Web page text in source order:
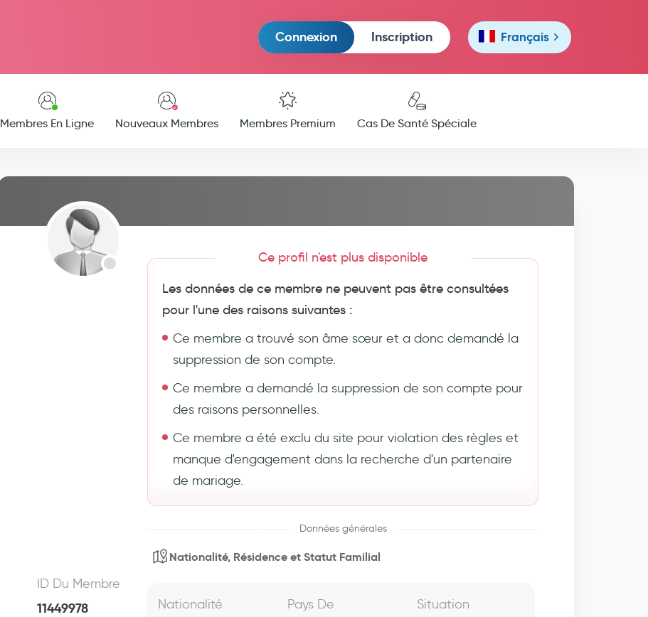
Connexion Inscription Français
Membres En Ligne Nouveaux Membres Membres Premium Cas De Santé Spéciale
Ce profil n'est plus disponible
Les données de ce membre ne peuvent pas être consultées
pour l'une des raisons suivantes :
Ce membre a trouvé son âme sœur et a donc demandé la
suppression de son compte.
Ce membre a demandé la suppression de son compte pour
des raisons personnelles.
Ce membre a été exclu du site pour violation des règles et
manque d'engagement dans la recherche d'un partenaire
de mariage.
Données générales
ID Du Membre
11449978
Nationalité, Résidence et Statut Familial
Nationalité
Pays De
Situation